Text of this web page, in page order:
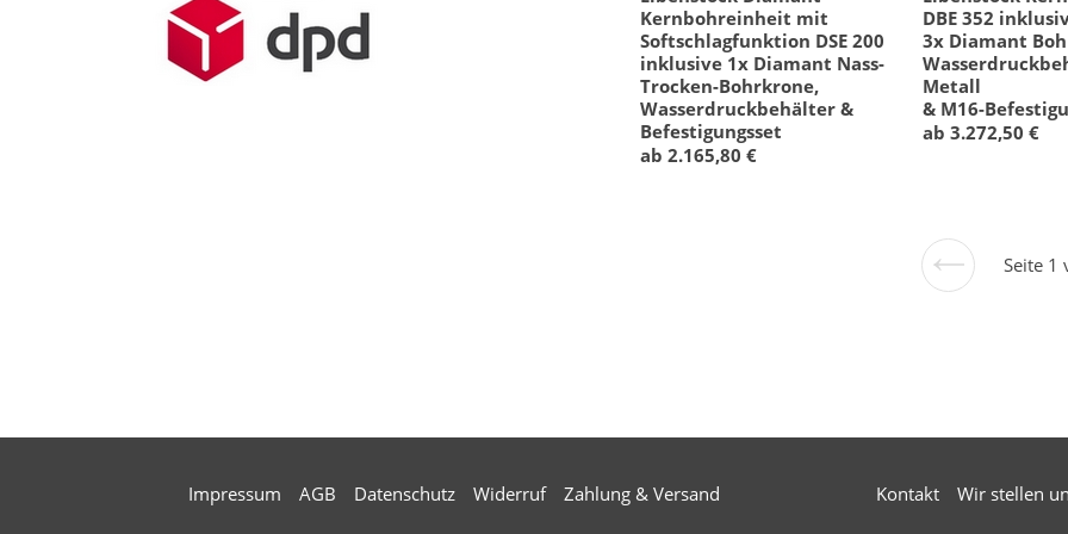
Kernbohreinheit mit
Softschlagfunktion DSE 200
inklusive 1x Diamant Nass-
Trocken-Bohrkrone,
Wasserdruckbehälter &
Befestigungsset
ab 2.165,80 €
DBE 352
3x Diamant
Metall
& M16-
ab 3.272,50 €
VorherigeSeite 1
Impressum AGB Datenschutz Widerruf Zahlung & Versand Kontakt Wir stellen